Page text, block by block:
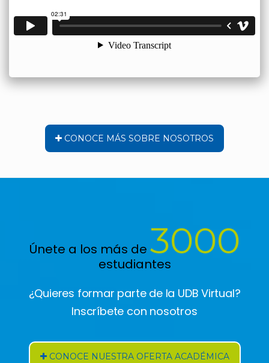
CONOCE MÁS SOBRE NOSOTROS
Únete a los más de 3000
estudiantes
¿Quieres formar parte de la UDB Virtual?
Inscríbete con nosotros
CONOCE NUESTRA OFERTA ACADÉMICA